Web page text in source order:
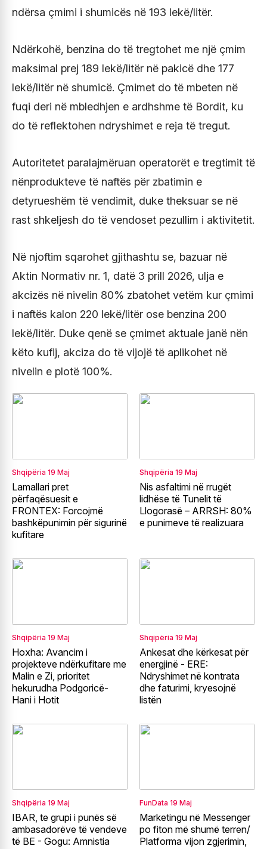
ndërsa çmimi i shumicës në 193 lekë/litër.
Ndërkohë, benzina do të tregtohet me një çmim
maksimal prej 189 lekë/litër në pakicë dhe 177
lekë/litër në shumicë. Çmimet do të mbeten në
fuqi deri në mbledhjen e ardhshme të Bordit, ku
do të reflektohen ndryshimet e reja të tregut.
Autoritetet paralajmëruan operatorët e tregtimit të
nënprodukteve të naftës për zbatimin e
detyrueshëm të vendimit, duke theksuar se në
rast shkeljesh do të vendoset pezullim i aktivitetit.
Në njoftim sqarohet gjithashtu se, bazuar në
Aktin Normativ nr. 1, datë 3 prill 2026, ulja e
akcizës në nivelin 80% zbatohet vetëm kur çmimi
i naftës kalon 220 lekë/litër ose benzina 200
lekë/litër. Duke qenë se çmimet aktuale janë nën
këto kufij, akciza do të vijojë të aplikohet në
nivelin e plotë 100%.
Shqipëria 19 Maj
Lamallari pret
përfaqësuesit e
FRONTEX: Forcojmë
bashkëpunimin për sigurinë
kufitare
Shqipëria 19 Maj
Nis asfaltimi në rrugët
lidhëse të Tunelit të
Llogorasë – ARRSH: 80%
e punimeve të realizuara
Shqipëria 19 Maj
Hoxha: Avancim i
projekteve ndërkufitare me
Malin e Zi, prioritet
hekurudha Podgoricë-
Hani i Hotit
Shqipëria 19 Maj
Ankesat dhe kërkesat për
energjinë - ERE:
Ndryshimet në kontrata
dhe faturimi, kryesojnë
listën
Shqipëria 19 Maj
IBAR, te grupi i punës së
ambasadorëve të vendeve
të BE - Gogu: Amnistia
FunData 19 Maj
Marketingu në Messenger
po fiton më shumë terren/
Platforma vijon zgjerimin,